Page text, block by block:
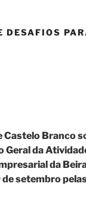
DESAFIOS
Branco
Geral da
da
de setembro